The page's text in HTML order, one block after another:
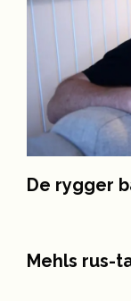
De rygger
Mehls rus-